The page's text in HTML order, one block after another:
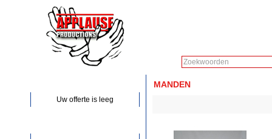
Uw offerte is leeg
MANDEN